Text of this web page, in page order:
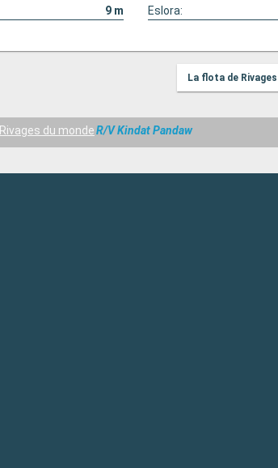
9m Eslora:
La flota de
Rivages du mondeR/V Kindat Pandaw